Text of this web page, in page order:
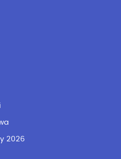
2026